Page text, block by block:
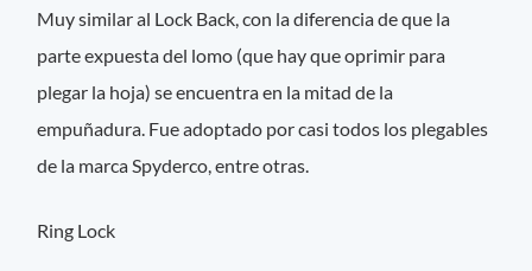
Muy similar al Lock Back, con la diferencia de que la
parte expuesta del lomo (que hay que oprimir para
plegar la hoja) se encuentra en la mitad de la
empuñadura. Fue adoptado por casi todos los plegables
de la marca Spyderco, entre otras.
Ring Lock